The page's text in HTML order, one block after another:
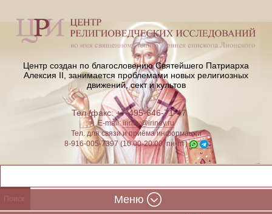
Центр создан по благословению Святейшего Патриарха
Алексия II, занимается проблемами новых религиозных
движений, сект и культов
Тел./факс: +7-495-646-71-47
E-mail:iriney@iriney.ru
Тел. для связи и приёма информации
8-916-005-7397 (10:00-20:00, пн-пт)
Меню